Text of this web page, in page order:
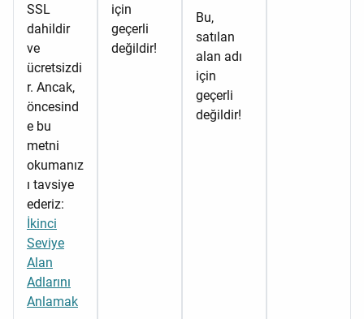
SSL
dahildir
ve
ücretsizdi
r. Ancak,
öncesind
e bu
metni
okumanız
ı tavsiye
ederiz:
İkinci
Seviye
Alan
Adlarını
Anlamak
için
geçerli
değildir!
Bu,
satılan
alan adı
için
geçerli
değildir!